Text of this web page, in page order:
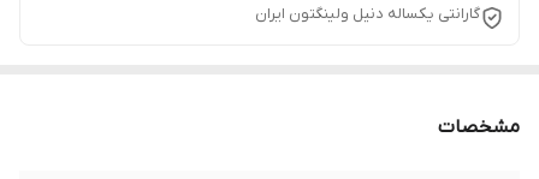
گارانتی یکساله دنیل ولینگتون ایران
مشخصات